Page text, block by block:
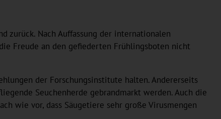
zurück. Nach Auffassung der internationalen
Freude an den gefiederten Frühlingsboten nicht
der Forschungsinstitute halten. Andererseits
Seuchenherde gebrandmarkt werden. Auch die
wie vor, dass Säugetiere sehr große Virusmengen